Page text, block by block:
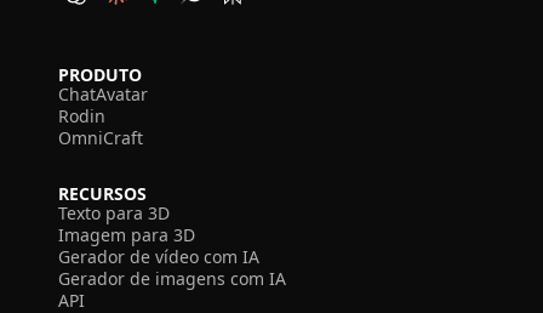
PRODUTO
ChatAvatar
Rodin
OmniCraft
RECURSOS
Texto para 3D
Imagem para 3D
Gerador de vídeo com IA
Gerador de imagens com IA
API